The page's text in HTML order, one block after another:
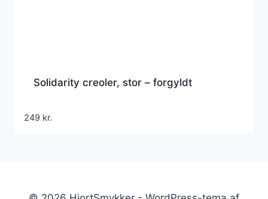
Solidarity creoler, stor – forgyldt
249 kr.